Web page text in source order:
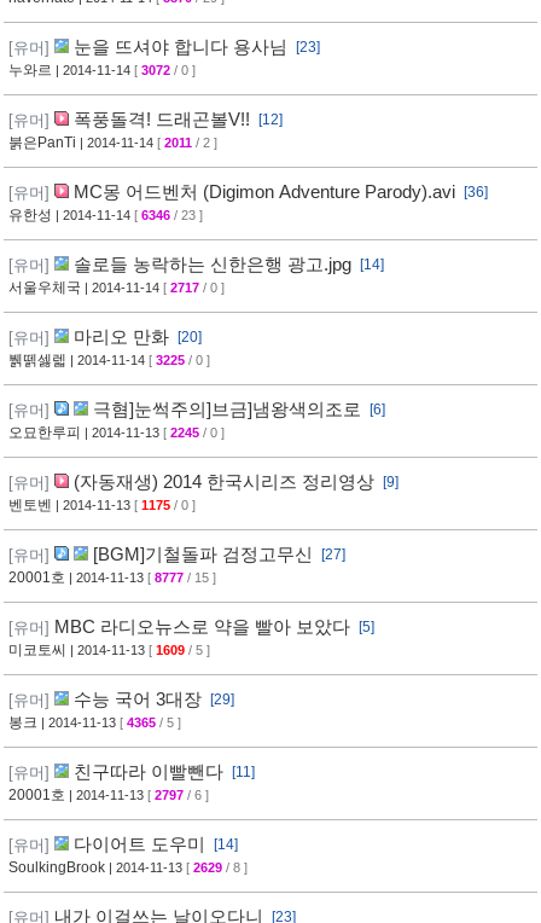
[유머] 눈을 뜨셔야 합니다 용사님
[23]
누와르 | 2014-11-14 [ 3072 / 0 ]
[유머] 폭풍돌격! 드래곤볼V!!
[12]
붉은PanTi | 2014-11-14 [ 2011 / 2 ]
[유머] MC몽 어드벤처 (Digimon Adventure Parody).avi
[36]
유한성 | 2014-11-14 [ 6346 / 23 ]
[유머] 솔로들 농락하는 신한은행 광고.jpg
[14]
서울우체국 | 2014-11-14 [ 2717 / 0 ]
[유머] 마리오 만화
[20]
뷁뗅셇렓 | 2014-11-14 [ 3225 / 0 ]
[유머] 극혐]눈썩주의]브금]냄왕색의조로
[6]
오묘한루피 | 2014-11-13 [ 2245 / 0 ]
[유머] (자동재생) 2014 한국시리즈 정리영상
[9]
벤토벤 | 2014-11-13 [ 1175 / 0 ]
[유머] [BGM]기철돌파 검정고무신
[27]
20001호 | 2014-11-13 [ 8777 / 15 ]
[유머] MBC 라디오뉴스로 약을 빨아 보았다
[5]
미코토씨
| 2014-11-13 [ 1609 / 5 ]
[유머] 수능 국어 3대장
[29]
봉크 | 2014-11-13 [ 4365 / 5 ]
[유머] 친구따라 이빨뺀다
[11]
20001호 | 2014-11-13 [ 2797 / 6 ]
[유머] 다이어트 도우미
[14]
SoulkingBrook | 2014-11-13 [ 2629 / 8 ]
[유머] 내가 이걸쓰는 날이오다니 [23]